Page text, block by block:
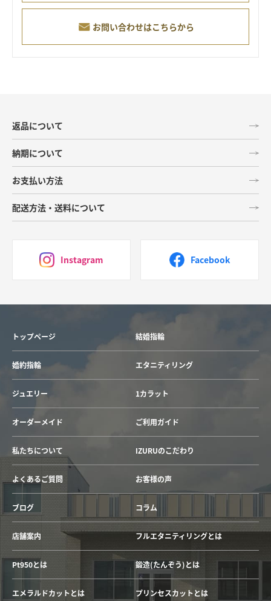
お問い合わせはこちらから
返品について
納期について
お支払い方法
配送方法・送料について
Instagram Facebook
トップページ 結婚指輪
婚約指輪 エタニティリング
ジュエリー 1カラット
オーダーメイド ご利用ガイド
私たちについて IZURUのこだわり
よくあるご質問 お客様の声
ブログ コラム
店舗案内 フルエタニティリングとは
Pt950とは 鍛造(たんぞう)とは
エメラルドカットとは プリンセスカットとは